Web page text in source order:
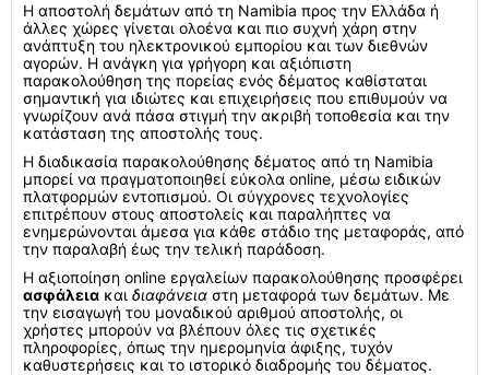
Η αποστολή δεμάτων από τη Namibia προς την Ελλάδα ή
άλλες χώρες γίνεται ολοένα και πιο συχνή χάρη στην
ανάπτυξη του ηλεκτρονικού εμπορίου και των διεθνών
αγορών. Η ανάγκη για γρήγορη και αξιόπιστη
παρακολούθηση της πορείας ενός δέματος καθίσταται
σημαντική για ιδιώτες και επιχειρήσεις που επιθυμούν να
γνωρίζουν ανά πάσα στιγμή την ακριβή τοποθεσία και την
κατάσταση της αποστολής τους.
Η διαδικασία παρακολούθησης δέματος από τη Namibia
μπορεί να πραγματοποιηθεί εύκολα online, μέσω ειδικών
πλατφορμών εντοπισμού. Οι σύγχρονες τεχνολογίες
επιτρέπουν στους αποστολείς και παραλήπτες να
ενημερώνονται άμεσα για κάθε στάδιο της μεταφοράς, από
την παραλαβή έως την τελική παράδοση.
Η αξιοποίηση online εργαλείων παρακολούθησης προσφέρει
ασφάλεια και διαφάνεια στη μεταφορά των δεμάτων. Με
την εισαγωγή του μοναδικού αριθμού αποστολής, οι
χρήστες μπορούν να βλέπουν όλες τις σχετικές
πληροφορίες, όπως την ημερομηνία άφιξης, τυχόν
καθυστερήσεις και το ιστορικό διαδρομής του δέματος.